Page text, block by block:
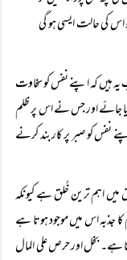
اس کی حالت ایسی ہو گی
ہیں کہ اپنے نفس کو سخاوت
جائے اور جس نے اس پر ظلم
کو صبر پر کاربند کرنے
میں اہم ترین خُلق ہے کیونکہ
جذبہ اس میں موجود ہوتا ہے
ہے۔ بخل اور حرص علی المال